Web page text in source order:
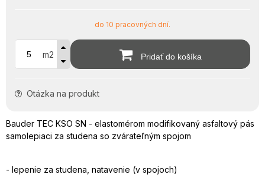
do 10 pracovných dní.
m2 Pridať do košíka
Otázka na produkt
Bauder TEC KSO SN - elastomérom modifikovaný asfaltový pás
samolepiaci za studena so zvárateľným spojom
- lepenie za studena, natavenie (v spojoch)